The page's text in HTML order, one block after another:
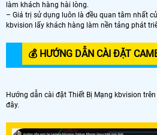
làm khách hàng hài lòng.
– Giá trị sử dụng luôn là đều quan tâm nhất
kbvision lấy khách hàng làm nền tảng phát
💰 HƯỚNG DẪN CÀI ĐẶT
Hướng dẫn cài đặt Thiết Bị Mạng kbvision
đây.